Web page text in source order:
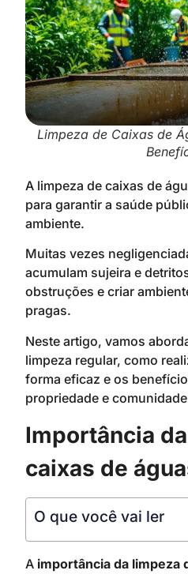
Limpeza de Caixas de
A limpeza de caixas de
para garantir a saúde
ambiente.
Muitas vezes
acumulam sujeira e
obstruções e criar
pragas.
Neste artigo, vamos
limpeza regular, como
forma eficaz e os
propriedade e
Importância
caixas de
O que você vai ler
A importância da limpeza